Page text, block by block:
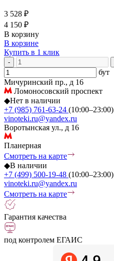
3 528 ₽
4 150 ₽
В корзину
В корзине
Купить в 1 клик
-
бут
Мичуринский пр., д 16
Ломоносовский проспект
◆Нет в наличии
+7 (985) 761-63-24 (10:00–23:00)
vinoteki.ru@yandex.ru
Воротынская ул., д 16
Планерная
Смотреть на карте
◆В наличии
+7 (499) 500-19-48 (10:00–23:00)
vinoteki.ru@yandex.ru
Смотреть на карте
Гарантия качества
под контролем ЕГАИС